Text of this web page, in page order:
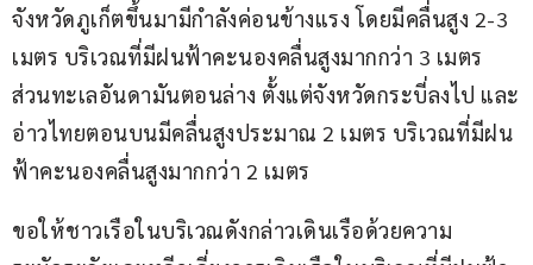
จังหวัดภูเก็ตขึ้นมามีกำลังค่อนข้างแรง โดยมีคลื่นสูง 2-3
เมตร บริเวณที่มีฝนฟ้าคะนองคลื่นสูงมากกว่า 3 เมตร
ส่วนทะเลอันดามันตอนล่าง ตั้งแต่จังหวัดกระบี่ลงไป และ
อ่าวไทยตอนบนมีคลื่นสูงประมาณ 2 เมตร บริเวณที่มีฝน
ฟ้าคะนองคลื่นสูงมากกว่า 2 เมตร
ขอให้ชาวเรือในบริเวณดังกล่าวเดินเรือด้วยความ